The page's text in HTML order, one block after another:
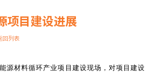
项目建设进展
回列表
源材料循环产业项目建设现场，对项目建